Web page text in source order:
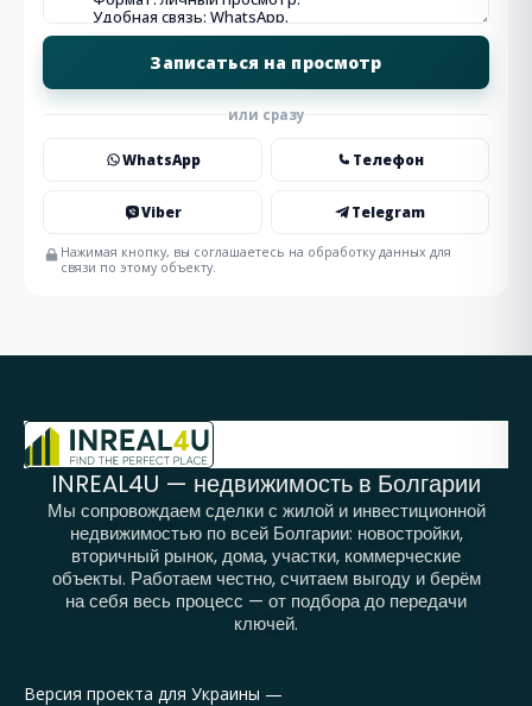
или сразу
WhatsApp Телефон
Viber Telegram
Нажимая кнопку, вы соглашаетесь на обработку данных для
связи по этому объекту.
INREAL4U — недвижимость в Болгарии
Мы сопровождаем сделки с жилой и инвестиционной
недвижимостью по всей Болгарии: новостройки,
вторичный рынок, дома, участки, коммерческие
объекты. Работаем честно, считаем выгоду и берём
на себя весь процесс — от подбора до передачи
ключей.
Версия проекта для Украины —